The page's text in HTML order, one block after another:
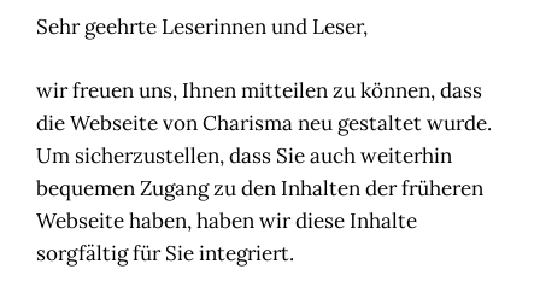
Sehr geehrte Leserinnen und Leser,
wir freuen uns, Ihnen mitteilen zu können, dass
die Webseite von Charisma neu gestaltet wurde.
Um sicherzustellen, dass Sie auch weiterhin
bequemen Zugang zu den Inhalten der früheren
Webseite haben, haben wir diese Inhalte
sorgfältig für Sie integriert.